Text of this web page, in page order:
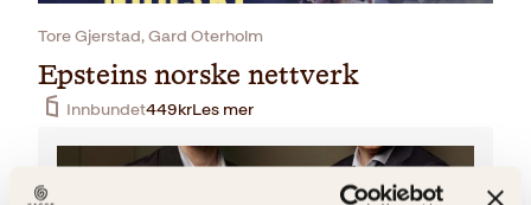
Tore Gjerstad, Gard Oterholm
Epsteins norske nettverk
Innbundet449krLes mer